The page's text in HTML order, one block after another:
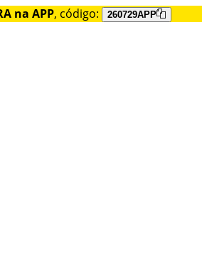
na APP, código: 260729APP